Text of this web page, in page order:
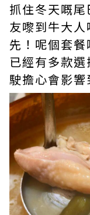
抓住冬天嘅
友嚟到牛大
先！呢個套
已經有多款
駛擔心會影響